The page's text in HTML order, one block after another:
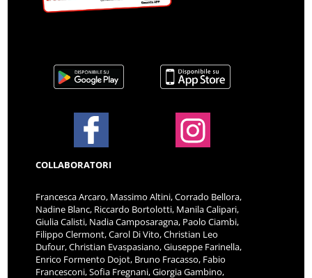
COLLABORATORI
Francesca Arcaro, Massimo Altini, Corrado Bellora,
Nadine Blanc, Riccardo Bortolotti, Manila Calipari,
Giulia Calisti, Nadia Camposaragna, Paolo Ciambi,
Filippo Clermont, Carol Di Vito, Christian Leo
Dufour, Christian Evaspasiano, Giuseppe Farinella,
Enrico Formento Dojot, Bruno Fracasso, Fabio
Francesconi, Sofia Fregnani, Giorgia Gambino,